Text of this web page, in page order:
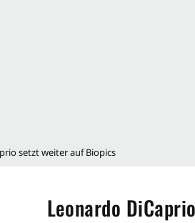
setzt weiter auf Biopics
Leonardo